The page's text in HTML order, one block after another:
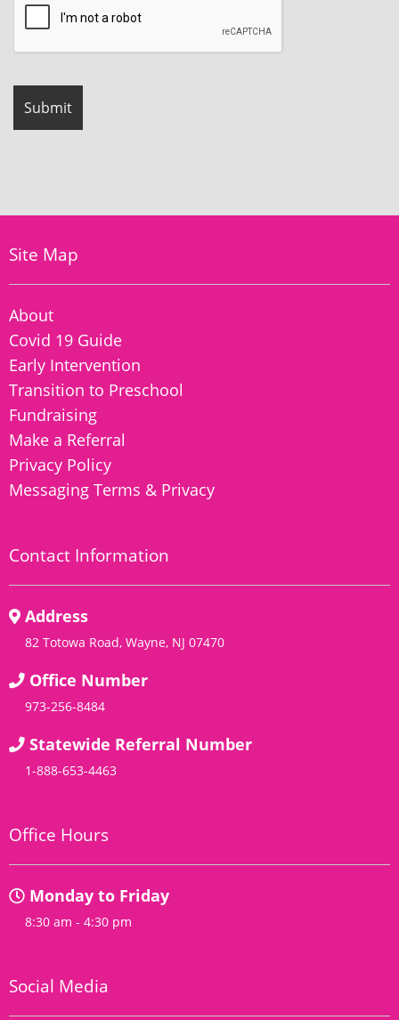
Site Map
About
Covid 19 Guide
Early Intervention
Transition to Preschool
Fundraising
Make a Referral
Privacy Policy
Messaging Terms & Privacy
Contact Information
Address
82 Totowa Road, Wayne, NJ 07470
Office Number
973-256-8484
Statewide Referral Number
1-888-653-4463
Office Hours
Monday to Friday
8:30 am - 4:30 pm
Social Media